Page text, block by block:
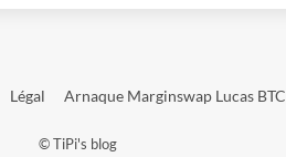
Légal Arnaque Marginswap Lucas BTC
©TiPi's blog